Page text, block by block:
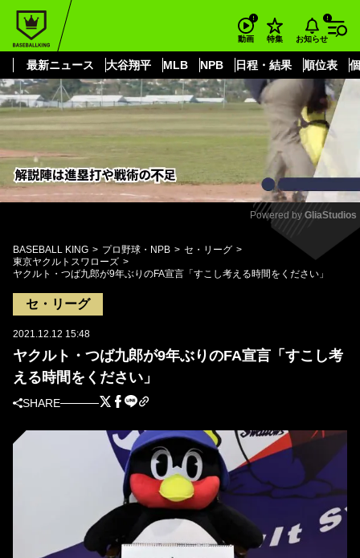
動画 特集 お知らせ
最新ニュース 大谷翔平 MLB NPB 日程・結果 順位表
もっと見る
Mute
Powered by GliaStudios
BASEBALL KING プロ野球・NPB
セ・リーグ
東京ヤクルトスワローズ
ヤクルト・つば九郎が9年ぶりのFA宣言「すこし考える時間をください」
セ・リーグ
2021.12.12 15:48
ヤクルト・つば九郎が9年ぶりのFA宣言「すこし考
える時間をください」
SHARE